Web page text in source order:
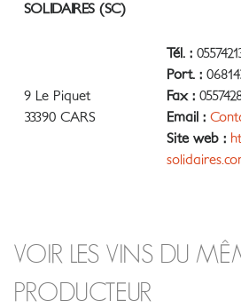
SOLIDAIRES (SC)
9 Le Piquet
33390 CARS
Tél. :
Port. :
Fax :
Email :
Site web :
VOIR LES VINS DU
PRODUCTEUR